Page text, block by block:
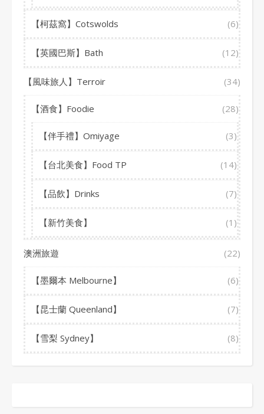
【柯茲窩】Cotswolds (6)
【英國巴斯】Bath (12)
【風味旅人】Terroir (34)
【酒食】Foodie (28)
【伴手禮】Omiyage (3)
【台北美食】Food TP (14)
【品飲】Drinks (7)
【新竹美食】 (1)
澳洲旅遊 (22)
【墨爾本 Melbourne】 (6)
【昆士蘭 Queenland】 (7)
【雪梨 Sydney】 (8)